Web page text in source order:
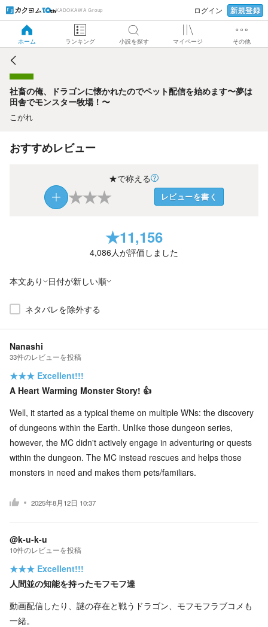
KADOKAWA Group ログイン 新規登録
ホーム ランキング 小説を探す マイページ その他
社畜の俺、ドラゴンに懐かれたのでペット配信を始めます〜
夢は田舎でモンスター牧場！〜
社畜の俺、ドラゴンに懐かれたのでペット配信を始めます〜夢は
田舎でモンスター牧場！〜
こがれ
おすすめレビュー
★で称える
★★★ レビューを書く
★11,156
4,086人が評価しました
本文あり 日付が新しい順
ネタバレを除外する
Nanashi
33件のレビューを投稿
★★★ Excellent!!!
A Heart Warming Monster Story! 👍
Well, it started as a typical theme on multiple WNs: the discovery
of dungeons within the Earth. Unlike those dungeon series,
however, the MC didn't actively engage in adventuring or quests
within the dungeon. The MC instead rescues and helps those
monsters in need and makes them pets/familiars.
2025年8月12日 10:37
@k-u-k-u
10件のレビューを投稿
★★★ Excellent!!!
人間並の知能を持ったモフモフ達
動画配信したり、謎の存在と戦うドラゴン、モフモフラブコメも
一緒。